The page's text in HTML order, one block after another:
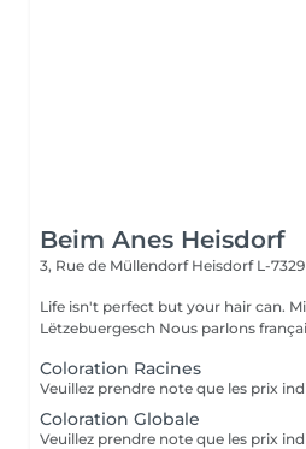
Beim Anes Heisdorf
3, Rue de Müllendorf Heisdorf L-7329
Life isn't perfect but your hair can. Mir schwätzen
Coloration Racines
Coloration Globale